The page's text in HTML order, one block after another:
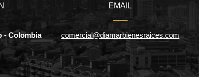
- Colombia
EMAIL
comercial@diamarbienesraices.com